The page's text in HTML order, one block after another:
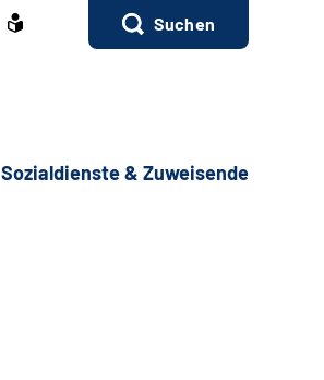
Suchen
Sozialdienste & Zuweisende